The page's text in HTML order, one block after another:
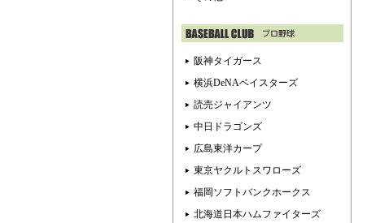
阪神タイガース
横浜DeNAベイスターズ
読売ジャイアンツ
中日ドラゴンズ
広島東洋カープ
東京ヤクルトスワローズ
福岡ソフトバンクホークス
北海道日本ハムファイターズ